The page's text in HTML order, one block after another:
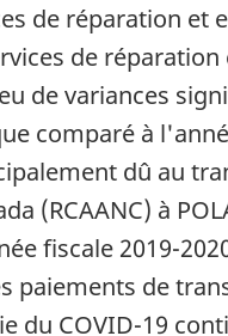
de réparation
de
de variances
comparé à
dû au
(RCAANC) à
fiscale 2019-
paiements de
du COVID-19